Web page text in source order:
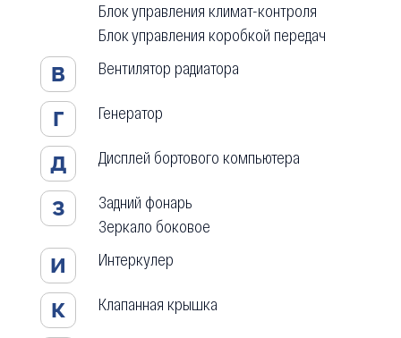
Блок управления климат-контроля
Блок управления коробкой передач
В Вентилятор радиатора
Г Генератор
Д Дисплей бортового компьютера
З
Задний фонарь
Зеркало боковое
И Интеркулер
К Клапанная крышка